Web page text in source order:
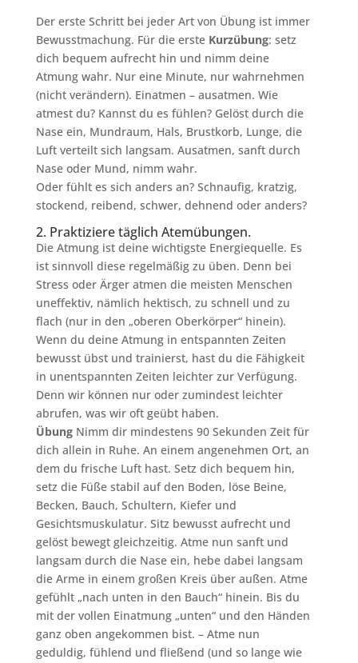
Der erste Schritt bei jeder Art von Übung ist immer
Bewusstmachung. Für die erste Kurzübung: setz
dich bequem aufrecht hin und nimm deine
Atmung wahr. Nur eine Minute, nur wahrnehmen
(nicht verändern). Einatmen – ausatmen. Wie
atmest du? Kannst du es fühlen? Gelöst durch die
Nase ein, Mundraum, Hals, Brustkorb, Lunge, die
Luft verteilt sich langsam. Ausatmen, sanft durch
Nase oder Mund, nimm wahr.
Oder fühlt es sich anders an? Schnaufig, kratzig,
stockend, reibend, schwer, dehnend oder anders?
2. Praktiziere täglich Atemübungen.
Die Atmung ist deine wichtigste Energiequelle. Es
ist sinnvoll diese regelmäßig zu üben. Denn bei
Stress oder Ärger atmen die meisten Menschen
uneffektiv, nämlich hektisch, zu schnell und zu
flach (nur in den „oberen Oberkörper“ hinein).
Wenn du deine Atmung in entspannten Zeiten
bewusst übst und trainierst, hast du die Fähigkeit
in unentspannten Zeiten leichter zur Verfügung.
Denn wir können nur oder zumindest leichter
abrufen, was wir oft geübt haben.
ÜbungNimm dir mindestens 90 Sekunden Zeit für
dich allein in Ruhe. An einem angenehmen Ort, an
dem du frische Luft hast. Setz dich bequem hin,
setz die Füße stabil auf den Boden, löse Beine,
Becken, Bauch, Schultern, Kiefer und
Gesichtsmuskulatur. Sitz bewusst aufrecht und
gelöst bewegt gleichzeitig. Atme nun sanft und
langsam durch die Nase ein, hebe dabei langsam
die Arme in einem großen Kreis über außen. Atme
gefühlt „nach unten in den Bauch“ hinein. Bis du
mit der vollen Einatmung „unten“ und den Händen
ganz oben angekommen bist. – Atme nun
geduldig, fühlend und fließend (und so lange wie